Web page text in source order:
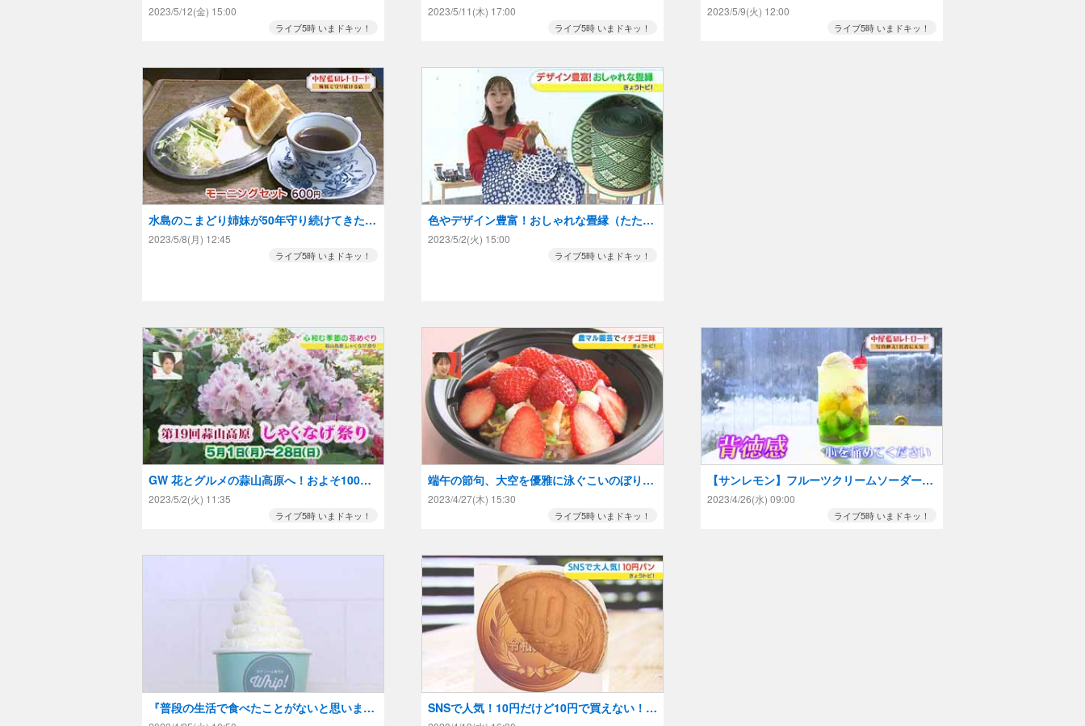
放題のパスタ！？
2023/5/12(金) 15:00
ライブ5時 いまドキッ！
ぎり専門店
2023/5/11(木) 17:00
ライブ5時 いまドキッ！
イスクリームBEST３
2023/5/9(火) 12:00
ライブ5時 いまドキッ！
水島のこまどり姉妹が50年守り続けてきた喫
茶・吉田珈琲店
2023/5/8(月) 12:45
ライブ5時 いまドキッ！
色やデザイン豊富！おしゃれな畳縁（たたみ
べり）、カバン、ご祝儀袋、小銭入れ、アク
セサリーなど可能性無限大
2023/5/2(火) 15:00
ライブ5時 いまドキッ！
GW 花とグルメの蒜山高原へ！およそ100種
類15000株のしゃくなげ咲き始め！
2023/5/2(火) 11:35
ライブ5時 いまドキッ！
端午の節句、大空を優雅に泳ぐこいのぼりを
見ながら「いちご寿司」はいかが！？
2023/4/27(木) 15:30
ライブ5時 いまドキッ！
【サンレモン】フルーツクリームソーダー目
当てで若者の来店増加！？大きなレモンが目
2023/4/26(水) 09:00
ライブ5時 いまドキッ！
『普段の生活で食べたことがないと思いま
SNSで人気！10円だけど10円で買えない！？